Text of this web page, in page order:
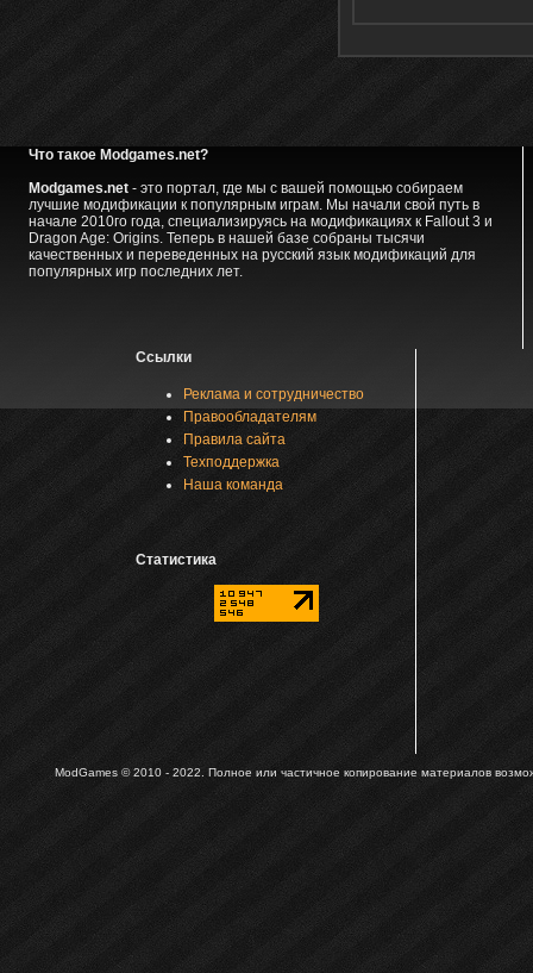
Что такое Modgames.net?
Modgames.net- это портал, где мы с вашей помощью собираем
лучшие модификации к популярным играм. Мы начали свой путь в
начале 2010го года, специализируясь на модификациях к Fallout 3 и
Dragon Age: Origins. Теперь в нашей базе собраны тысячи
качественных и переведенных на русский язык модификаций для
популярных игр последних лет.
Ссылки
Реклама и сотрудничество
Правообладателям
Правила сайта
Техподдержка
Наша команда
Статистика
ModGames © 2010 - 2022. Полное или частичное копирование материалов